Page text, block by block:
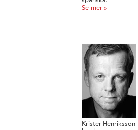
Se mer »
Krister Henriksson